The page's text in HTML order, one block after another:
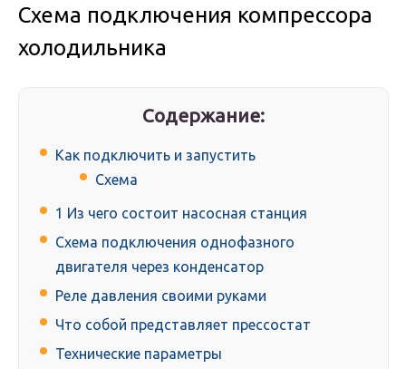
Схема подключения компрессора
холодильника
Содержание:
Как подключить и запустить
Схема
1 Из чего состоит насосная станция
Схема подключения однофазного
двигателя через конденсатор
Реле давления своими руками
Что собой представляет прессостат
Технические параметры